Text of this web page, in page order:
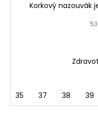
Korkový nazouvák
35 37 38 39